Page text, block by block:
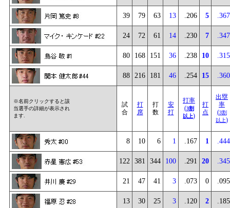
39 79 63 13 .206 5 .367
24 72 61 14 .230 7 .347
80 168 151 36 .238 10 .315
88 216 181 46 .254 15 .360
※名前クリックすると該
当選手の詳細が表示され
ます.
試
合
打
席
打
数
安
打
打率
(3割
以上)
打
点
出塁
率
(3割
以上)
8 10 6 1 .167 1 .444
122 381 344 100 .291 20 .345
21 47 41 3 .073 0 .095
13 30 25 3 .120 2 .185